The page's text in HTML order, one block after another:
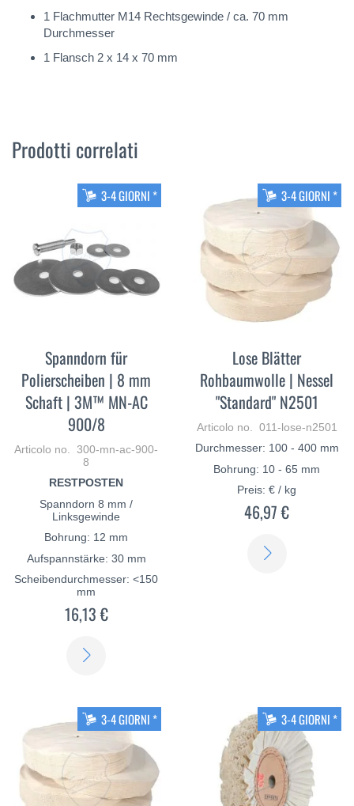
1 Flachmutter M14 Rechtsgewinde / ca. 70 mm
Durchmesser
1 Flansch 2 x 14 x 70 mm
Prodotti correlati
3-4 GIORNI *
Spanndorn für
Polierscheiben | 8 mm
Schaft | 3M™ MN-AC
900/8
Articolo no. 300-mn-ac-900-
8
RESTPOSTEN
Spanndorn 8 mm /
Linksgewinde
Bohrung: 12 mm
Aufspannstärke: 30 mm
Scheibendurchmesser: <150
mm
16,13 €
PIÙ
3-4 GIORNI *
Lose Blätter
Rohbaumwolle | Nessel
"Standard" N2501
Articolo no. 011-lose-n2501
Durchmesser: 100 - 400 mm
Bohrung: 10 - 65 mm
Preis: € / kg
46,97 €
3-4 GIORNI * 3-4 GIORNI *